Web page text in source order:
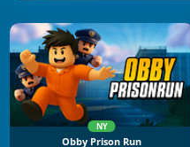
NY
Obby Prison Run